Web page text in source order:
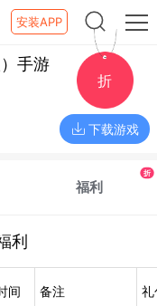
安装APP
手游
折
下载游戏
福利
折
利
间 备注 礼